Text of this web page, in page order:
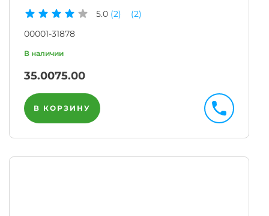
5.0 (2)
(2)
00001-31878
35.0075.00
В КОРЗИНУ